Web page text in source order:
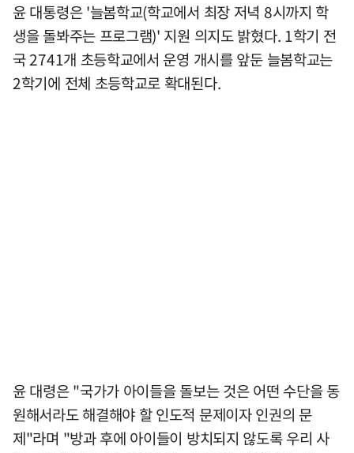
윤 대통령은 '늘봄학교(학교에서 최장 저녁 8시까지 학
생을 돌봐주는 프로그램)' 지원 의지도 밝혔다. 1학기 전
국 2741개 초등학교에서 운영 개시를 앞둔 늘봄학교는
2학기에 전체 초등학교로 확대된다.
윤 대령은 "국가가 아이들을 돌보는 것은 어떤 수단을 동
원해서라도 해결해야 할 인도적 문제이자 인권의 문
제"라며 "방과 후에 아이들이 방치되지 않도록 우리 사